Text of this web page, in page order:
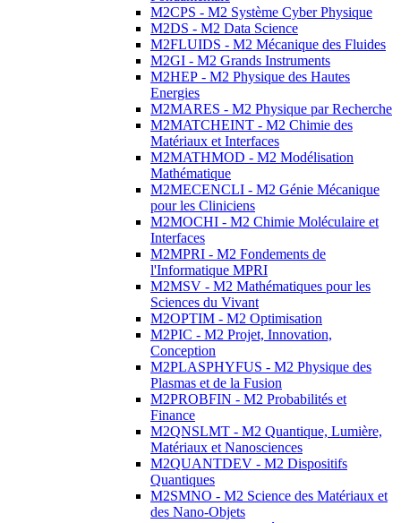
M2CPS - M2 Système Cyber Physique
M2DS - M2 Data Science
M2FLUIDS - M2 Mécanique des Fluides
M2GI - M2 Grands Instruments
M2HEP - M2 Physique des Hautes
Energies
M2MARES - M2 Physique par Recherche
M2MATCHEINT - M2 Chimie des
Matériaux et Interfaces
M2MATHMOD - M2 Modélisation
Mathématique
M2MECENCLI - M2 Génie Mécanique
pour les Cliniciens
M2MOCHI - M2 Chimie Moléculaire et
Interfaces
M2MPRI - M2 Fondements de
l'Informatique MPRI
M2MSV - M2 Mathématiques pour les
Sciences du Vivant
M2OPTIM - M2 Optimisation
M2PIC - M2 Projet, Innovation,
Conception
M2PLASPHYFUS - M2 Physique des
Plasmas et de la Fusion
M2PROBFIN - M2 Probabilités et
Finance
M2QNSLMT - M2 Quantique, Lumière,
Matériaux et Nanosciences
M2QUANTDEV - M2 Dispositifs
Quantiques
M2SMNO - M2 Science des Matériaux et
des Nano-Objets